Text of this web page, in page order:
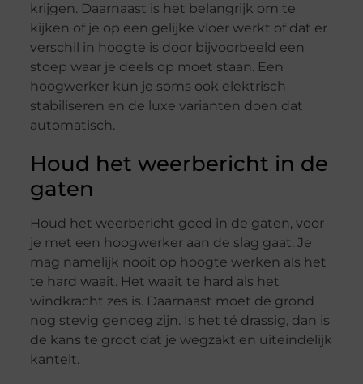
krijgen. Daarnaast is het belangrijk om te
kijken of je op een gelijke vloer werkt of dat er
verschil in hoogte is door bijvoorbeeld een
stoep waar je deels op moet staan. Een
hoogwerker kun je soms ook elektrisch
stabiliseren en de luxe varianten doen dat
automatisch.
Houd het weerbericht in de
gaten
Houd het weerbericht goed in de gaten, voor
je met een hoogwerker aan de slag gaat. Je
mag namelijk nooit op hoogte werken als het
te hard waait. Het waait te hard als het
windkracht zes is. Daarnaast moet de grond
nog stevig genoeg zijn. Is het té drassig, dan is
de kans te groot dat je wegzakt en uiteindelijk
kantelt.